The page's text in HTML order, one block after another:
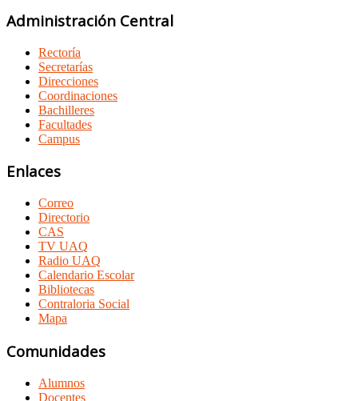
Administración Central
Rectoría
Secretarías
Direcciones
Coordinaciones
Bachilleres
Facultades
Campus
Enlaces
Correo
Directorio
CAS
TV UAQ
Radio UAQ
Calendario Escolar
Bibliotecas
Contraloria Social
Mapa
Comunidades
Alumnos
Docentes